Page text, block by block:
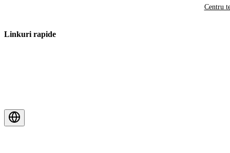
Centru
Linkuri rapide